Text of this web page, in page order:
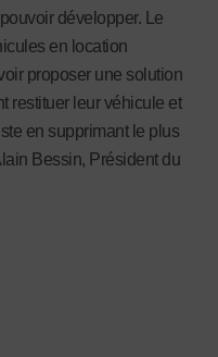
développer. Le
en location
proposer une solution
restituer leur véhicule et
en supprimant le plus
Bessin, Président du